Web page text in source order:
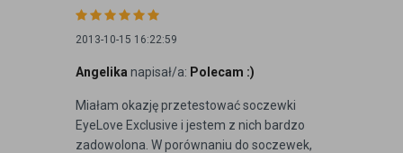
2013-10-15 16:22:59
Angelika napisał/a: Polecam :)
Miałam okazję przetestować soczewki
EyeLove Exclusive i jestem z nich bardzo
zadowolona. W porównaniu do soczewek,